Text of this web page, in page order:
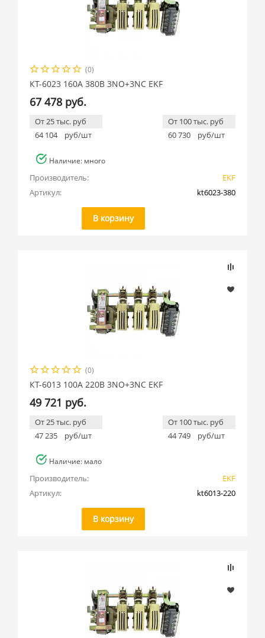
(0)
КТ-6023 160А 380В 3NO+3NC EKF
67 478 руб.
От 25 тыс. руб
64 104
руб/шт
От 100 тыс. руб
60 730
руб/шт
Наличие: много
Производитель:
EKF
Артикул:
kt6023-380
В корзину
(0)
КТ-6013 100А 220В 3NO+3NC EKF
49 721 руб.
От 25 тыс. руб
47 235
руб/шт
От 100 тыс. руб
44 749
руб/шт
Наличие: мало
Производитель:
EKF
Артикул:
kt6013-220
В корзину